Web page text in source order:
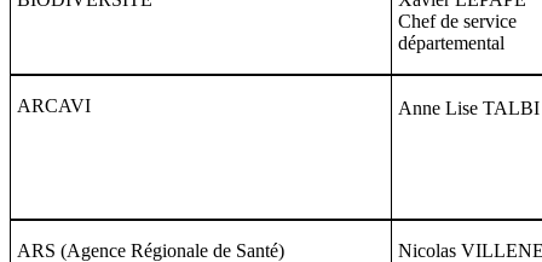
Chef de service
départemental
ARCAVI Anne Lise TALBI
ARS (Agence Régionale de Santé) Nicolas